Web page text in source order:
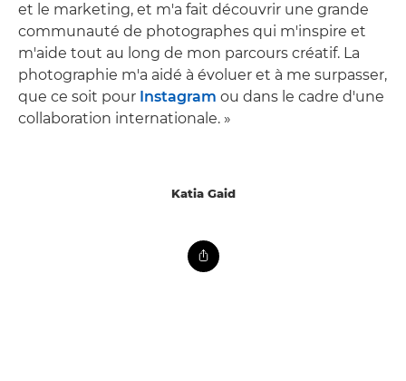
et le marketing, et m'a fait découvrir une grande
communauté de photographes qui m'inspire et
m'aide tout au long de mon parcours créatif. La
photographie m'a aidé à évoluer et à me surpasser,
que ce soit pour Instagram ou dans le cadre d'une
collaboration internationale. »
Katia Gaid